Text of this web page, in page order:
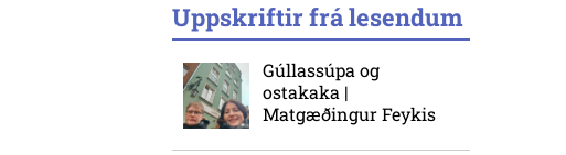
Uppskriftir frá lesendum
Gúllassúpa og
ostakaka |
Matgæðingur Feykis